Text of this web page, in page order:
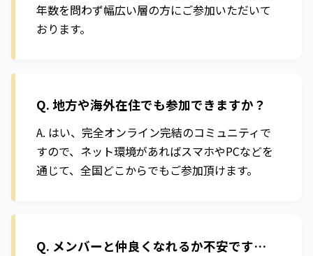
年数を問わず幅広い層の方にご参加いただいて
おります。
Q. 地方や海外在住でも参加できますか？
A. はい、完全オンライン完結のコミュニティで
すので、ネット環境があればスマホやPCなどを
通じて、全国どこからでもご参加頂けます。
Q. メンバーと仲良くなれるか不安です…